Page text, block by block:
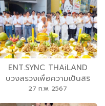
ENT.SYNC THAiLAND
บวงสรวงเพื่อความเป็นสิริ
มงคล พร้อมแถลงเปิดไทม์
27 ก.พ. 2567